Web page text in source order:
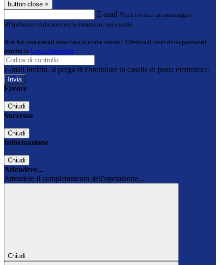
button close ×
E-mail Verrà inviato un messaggio
all'indirizzo indicato con le istruzioni necessarie.
Non hai una e-mail associata al nome utente? Effettua il reset della password
tramite la Login Spaggiari
E-mail inviata, si prega di controllare la casella di posta elettronica!
Errore
Chiudi
Successo
Chiudi
Informazione
Chiudi
Attendere...
Attendere il completamento dell'operazione...
Chiudi